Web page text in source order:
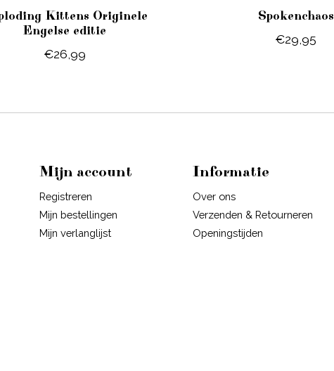
Kittens Originele
Engelse editie
€26,99
Spokenchaos
€29,95
Mijn account
Registreren
Mijn bestellingen
Mijn verlanglijst
Informatie
Over ons
Verzenden & Retourneren
Openingstijden